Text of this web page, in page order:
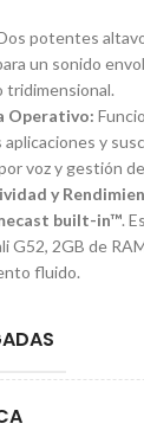
potentes
un sonido
tridimensional.
Operativo:
aplicaciones y
voz y gestión
y
built-in™.
G52, 2GB de
fluido.